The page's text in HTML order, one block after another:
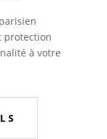
protection
à votre